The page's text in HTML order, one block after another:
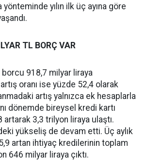
yılın ilk üç ayına göre
TL BORÇ VAR
918,7 milyar liraya
oranı ise yüzde 52,4 olarak
artış yalnızca ek hesaplarla
dönemde bireysel kredi kartı
artarak 3,3 trilyon liraya ulaştı.
yükseliş de devam etti. Üç aylık
artan ihtiyaç kredilerinin toplam
646 milyar liraya çıktı.